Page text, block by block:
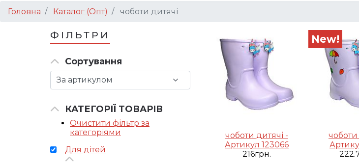
Головна Каталог (Опт) чоботи дитячі
ФІЛЬТРИ
Сортування
КАТЕГОРІЇ ТОВАРІВ
Очистити фільтр за
категоріями
Для дітей
чоботи дитячі -
Артикул 123066
216грн.
New!
чоботи